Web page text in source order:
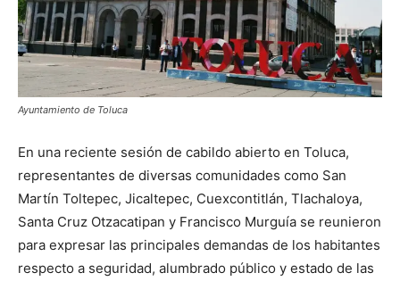
Ayuntamiento de Toluca
En una reciente sesión de cabildo abierto en Toluca,
representantes de diversas comunidades como San
Martín Toltepec, Jicaltepec, Cuexcontitlán, Tlachaloya,
Santa Cruz Otzacatipan y Francisco Murguía se reunieron
para expresar las principales demandas de los habitantes
respecto a seguridad, alumbrado público y estado de las